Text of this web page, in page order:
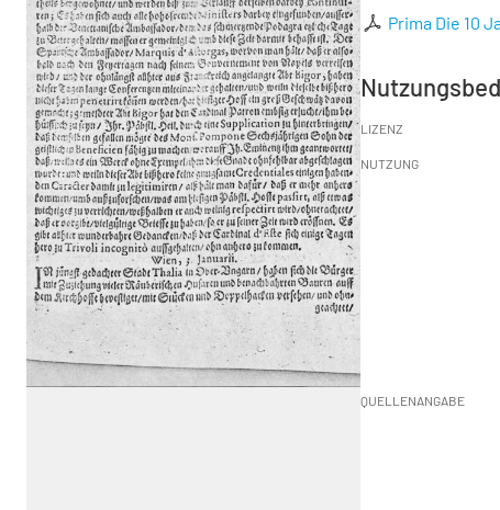
Prima Die 10
LIZENZ
NUTZUNG
QUELLENANGABE